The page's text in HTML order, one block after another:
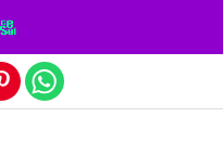
móvil